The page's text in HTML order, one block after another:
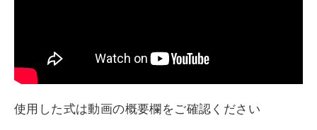
使用した式は動画の概要欄をご確認ください